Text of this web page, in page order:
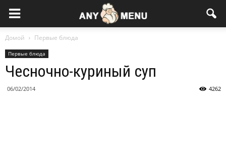
Домой Первые блюда
Первые блюда
Чесночно-куриный суп
06/02/2014 4262